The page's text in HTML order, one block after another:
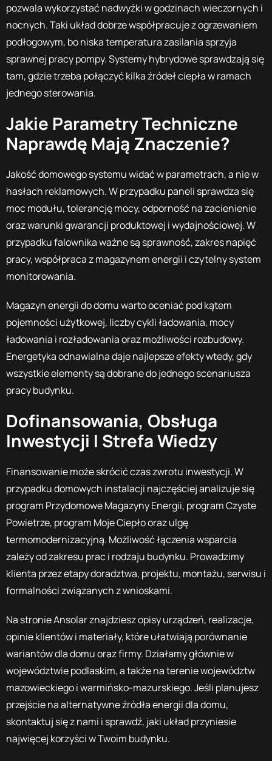
pozwala wykorzystać nadwyżki w godzinach wieczornych i
nocnych. Taki układ dobrze współpracuje z ogrzewaniem
podłogowym, bo niska temperatura zasilania sprzyja
sprawnej pracy pompy. Systemy hybrydowe sprawdzają się
tam, gdzie trzeba połączyć kilka źródeł ciepła w ramach
jednego sterowania.
Jakie Parametry Techniczne
Naprawdę Mają Znaczenie?
Jakość domowego systemu widać w parametrach, a nie w
hasłach reklamowych. W przypadku paneli sprawdza się
moc modułu, tolerancję mocy, odporność na zacienienie
oraz warunki gwarancji produktowej i wydajnościowej. W
przypadku falownika ważne są sprawność, zakres napięć
pracy, współpraca z magazynem energii i czytelny system
monitorowania.
Magazyn energii do domu warto oceniać pod kątem
pojemności użytkowej, liczby cykli ładowania, mocy
ładowania i rozładowania oraz możliwości rozbudowy.
Energetyka odnawialna daje najlepsze efekty wtedy, gdy
wszystkie elementy są dobrane do jednego scenariusza
pracy budynku.
Dofinansowania, Obsługa
Inwestycji I Strefa Wiedzy
Finansowanie może skrócić czas zwrotu inwestycji. W
przypadku domowych instalacji najczęściej analizuje się
program Przydomowe Magazyny Energii, program Czyste
Powietrze, program Moje Ciepło oraz ulgę
termomodernizacyjną. Możliwość łączenia wsparcia
zależy od zakresu prac i rodzaju budynku. Prowadzimy
klienta przez etapy doradztwa, projektu, montażu, serwisu i
formalności związanych z wnioskami.
Na stronie Ansolar znajdziesz opisy urządzeń, realizacje,
opinie klientów i materiały, które ułatwiają porównanie
wariantów dla domu oraz firmy. Działamy głównie w
województwie podlaskim, a także na terenie województw
mazowieckiego i warmińsko-mazurskiego. Jeśli planujesz
przejście na alternatywne źródła energii dla domu,
skontaktuj się z nami i sprawdź, jaki układ przyniesie
najwięcej korzyści w Twoim budynku.